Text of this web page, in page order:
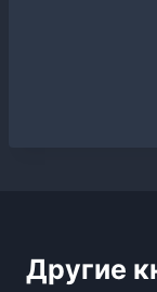
Другие